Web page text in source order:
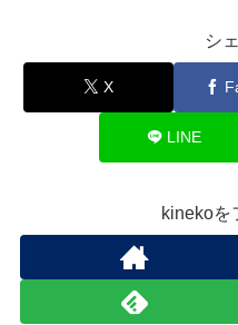
シ
X
LINE
kinekoを